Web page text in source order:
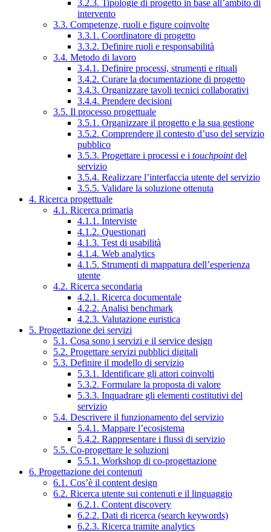
3.2.3. Tipologie di progetto in base all’ambito di
intervento
3.3. Competenze, ruoli e figure coinvolte
3.3.1. Coordinatore di progetto
3.3.2. Definire ruoli e responsabilità
3.4. Metodo di lavoro
3.4.1. Definire processi, strumenti e rituali
3.4.2. Curare la documentazione di progetto
3.4.3. Organizzare tavoli tecnici collaborativi
3.4.4. Prendere decisioni
3.5. Il processo progettuale
3.5.1. Organizzare il progetto e la sua gestione
3.5.2. Comprendere il contesto d’uso del servizio
pubblico
3.5.3. Progettare i processi e i touchpointdel
servizio
3.5.4. Realizzare l’interfaccia utente del servizio
3.5.5. Validare la soluzione ottenuta
4. Ricerca progettuale
4.1. Ricerca primaria
4.1.1. Interviste
4.1.2. Questionari
4.1.3. Test di usabilità
4.1.4. Web analytics
4.1.5. Strumenti di mappatura dell’esperienza
utente
4.2. Ricerca secondaria
4.2.1. Ricerca documentale
4.2.2. Analisi benchmark
4.2.3. Valutazione euristica
5. Progettazione dei servizi
5.1. Cosa sono i servizi e il service design
5.2. Progettare servizi pubblici digitali
5.3. Definire il modello di servizio
5.3.1. Identificare gli attori coinvolti
5.3.2. Formulare la proposta di valore
5.3.3. Inquadrare gli elementi costitutivi del
servizio
5.4. Descrivere il funzionamento del servizio
5.4.1. Mappare l’ecosistema
5.4.2. Rappresentare i flussi di servizio
5.5. Co-progettare le soluzioni
5.5.1. Workshop di co-progettazione
6. Progettazione dei contenuti
6.1. Cos’è il content design
6.2. Ricerca utente sui contenuti e il linguaggio
6.2.1. Content discovery
6.2.2. Dati di ricerca (search keywords)
6.2.3. Ricerca tramite analytics